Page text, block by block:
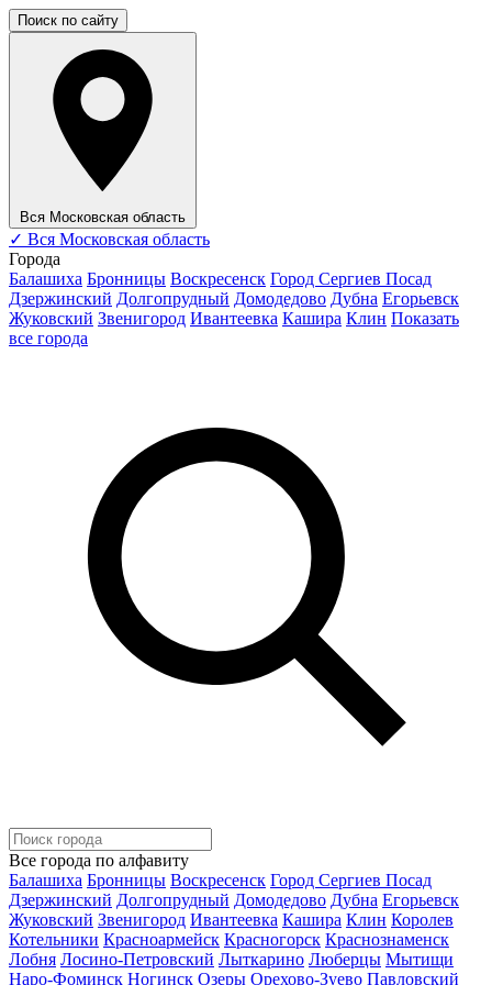
Поиск по сайту
Вся Московская область
✓ Вся Московская область
Города
Балашиха Бронницы Воскресенск Город Сергиев Посад
Дзержинский Долгопрудный Домодедово Дубна Егорьевск
Жуковский Звенигород Ивантеевка Кашира Клин Показать
все города
Все города по алфавиту
Балашиха Бронницы Воскресенск Город Сергиев Посад
Дзержинский Долгопрудный Домодедово Дубна Егорьевск
Жуковский Звенигород Ивантеевка Кашира Клин Королев
Котельники Красноармейск Красногорск Краснознаменск
Лобня Лосино-Петровский Лыткарино Люберцы Мытищи
Наро-Фоминск Ногинск Озеры Орехово-Зуево Павловский